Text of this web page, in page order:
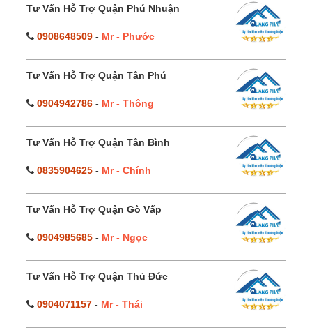
Tư Vấn Hỗ Trợ Quận Phú Nhuận
0908648509 - Mr - Phước
Tư Vấn Hỗ Trợ Quận Tân Phú
0904942786 - Mr - Thông
Tư Vấn Hỗ Trợ Quận Tân Bình
0835904625 - Mr - Chính
Tư Vấn Hỗ Trợ Quận Gò Vấp
0904985685 - Mr - Ngọc
Tư Vấn Hỗ Trợ Quận Thủ Đức
0904071157 - Mr - Thái